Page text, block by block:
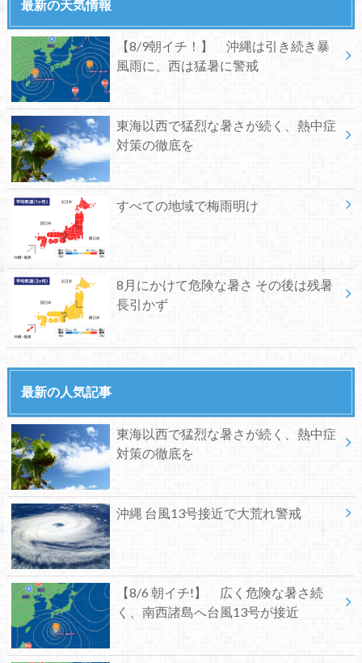
最新の天気情報
【8/9朝イチ！】 沖縄は引き続き暴
風雨に、西は猛暑に警戒
東海以西で猛烈な暑さが続く、熱中症
対策の徹底を
すべての地域で梅雨明け
8月にかけて危険な暑さ その後は残暑
長引かず
最新の人気記事
東海以西で猛烈な暑さが続く、熱中症
対策の徹底を
沖縄 台風13号接近で大荒れ警戒
【8/6 朝イチ!】 広く危険な暑さ続
く、南西諸島へ台風13号が接近